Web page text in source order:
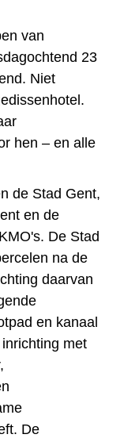
van
23
Niet
hen – en alle
de Stad Gent,
en de
De Stad
na de
daarvan
en kanaal
met
De